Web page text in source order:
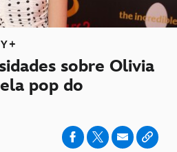
sobre Olivia
pop do